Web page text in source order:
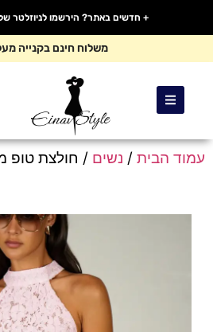
+ חדשים באתר? הירשמו לניוזלטר שלנו
משלוח חינם בקנייה מעל
עמוד הבית / נשים / חולצת טופ